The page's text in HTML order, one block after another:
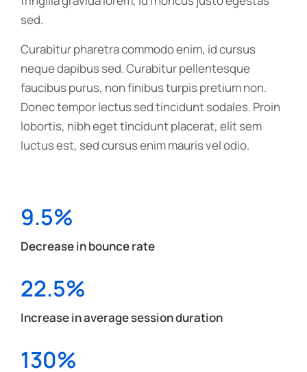
sed.
Curabitur pharetra commodo enim, id cursus
neque dapibus sed. Curabitur pellentesque
faucibus purus, non finibus turpis pretium non.
Donec tempor lectus sed tincidunt sodales. Proin
lobortis, nibh eget tincidunt placerat, elit sem
luctus est, sed cursus enim mauris vel odio.
9.5%
Decrease in bounce rate
22.5%
Increase in average session duration
130%